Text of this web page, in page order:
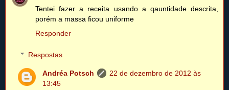
Tentei fazer a receita usando a qauntidade descrita,
porém a massa ficou uniforme
Responder
Respostas
Andréa Potsch
22 de dezembro de 2012 às
13:45